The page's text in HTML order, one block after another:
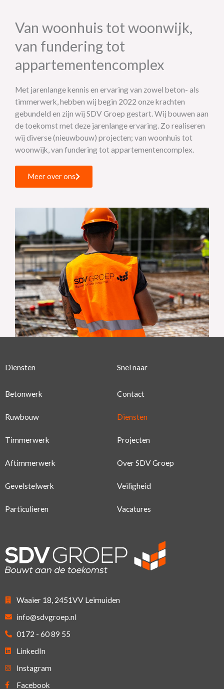
Van woonhuis tot woonwijk,
van fundering tot
appartementencomplex
Met jarenlange kennis en ervaring van zowel beton- als
timmerwerk, hebben wij begin 2022 onze krachten
gebundeld en zijn wij SDV Groep gestart. Wij bouwen aan
de toekomst met deze jarenlange ervaring. Zo realiseren
wij diverse (nieuwbouw) projecten; van woonhuis tot
woonwijk, van fundering tot appartementencomplex.
Meer over ons
Diensten
Betonwerk
Ruwbouw
Timmerwerk
Aftimmerwerk
Gevelstelwerk
Particulieren
Snel naar
Contact
Diensten
Projecten
Over SDV Groep
Veiligheid
Vacatures
Waaier 18, 2451VV Leimuiden
info@sdvgroep.nl
0172 - 60 89 55
LinkedIn
Instagram
Facebook